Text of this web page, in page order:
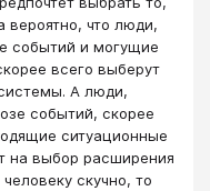
вероятно, что люди,
событий и могущие
всего выберут
А люди,
событий, скорее
ситуационные
на выбор расширения
скучно, то